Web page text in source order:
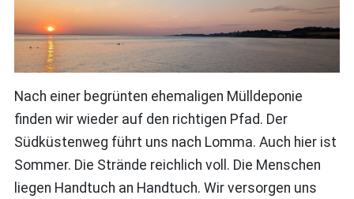
Nach einer begrünten ehemaligen Mülldeponie
finden wir wieder auf den richtigen Pfad. Der
Südküstenweg führt uns nach Lomma. Auch hier ist
Sommer. Die Strände reichlich voll. Die Menschen
liegen Handtuch an Handtuch. Wir versorgen uns